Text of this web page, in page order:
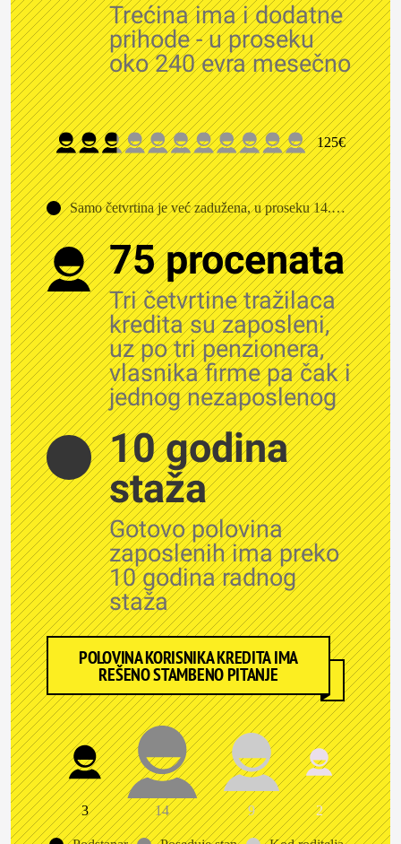
Trećina ima i dodatne
prihode - u proseku
oko 240 evra mesečno
125€
Samo četvrtina je već zadužena, u proseku 14.500 dinara
75 procenata
Tri četvrtine tražilaca
kredita su zaposleni,
uz po tri penzionera,
vlasnika firme pa čak i
jednog nezaposlenog
10 godina
staža
Gotovo polovina
zaposlenih ima preko
10 godina radnog
staža
POLOVINA KORISNIKA KREDITA IMA
REŠENO STAMBENO PITANJE
3 14 9 2